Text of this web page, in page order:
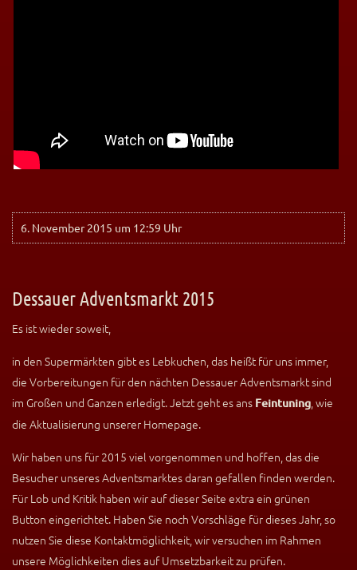
6. November 2015 um 12:59 Uhr
Dessauer Adventsmarkt 2015
Es ist wieder soweit,
in den Supermärkten gibt es Lebkuchen, das heißt für uns immer,
die Vorbereitungen für den nächten Dessauer Adventsmarkt sind
im Großen und Ganzen erledigt. Jetzt geht es ans Feintuning , wie
die Aktualisierung unserer Homepage.
Wir haben uns für 2015 viel vorgenommen und hoffen, das die
Besucher unseres Adventsmarktes daran gefallen finden werden.
Für Lob und Kritik haben wir auf dieser Seite extra ein grünen
Button eingerichtet. Haben Sie noch Vorschläge für dieses Jahr, so
nutzen Sie diese Kontaktmöglichkeit, wir versuchen im Rahmen
unsere Möglichkeiten dies auf Umsetzbarkeit zu prüfen.